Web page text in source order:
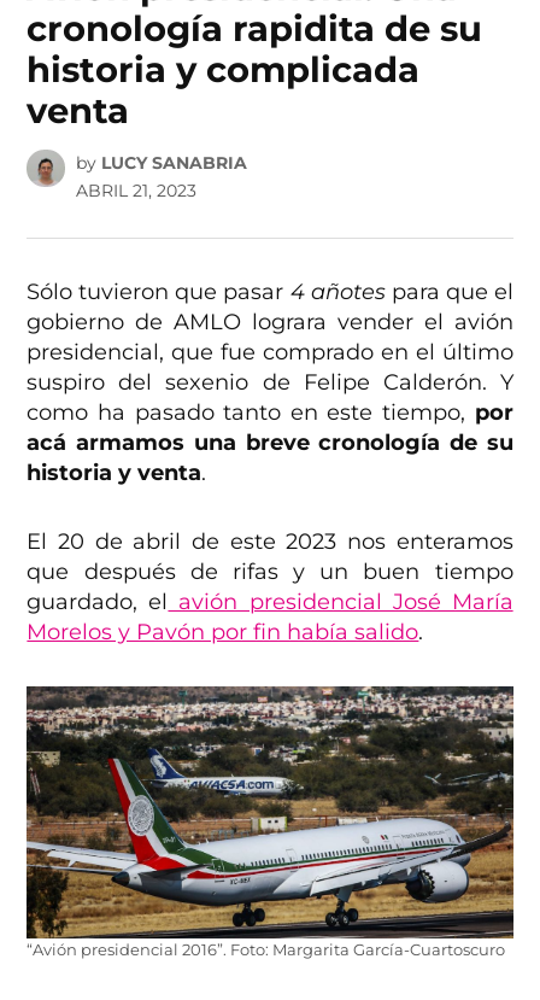
cronología rapidita de su
historia y complicada
venta
by LUCY SANABRIA
ABRIL 21, 2023
Sólo tuvieron que pasar 4 añotes para que el
gobierno de AMLO lograra vender el avión
presidencial, que fue comprado en el último
suspiro del sexenio de Felipe Calderón. Y
como ha pasado tanto en este tiempo, por
acá armamos una breve cronología de su
historia y venta.
El 20 de abril de este 2023 nos enteramos
que después de rifas y un buen tiempo
guardado, el avión presidencial José María
Morelos y Pavón por fin había salido.
“Avión presidencial 2016”. Foto: Margarita García-Cuartoscuro